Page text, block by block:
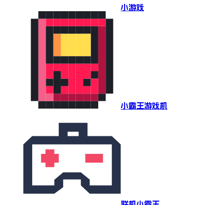
小游戏
小霸王游戏机